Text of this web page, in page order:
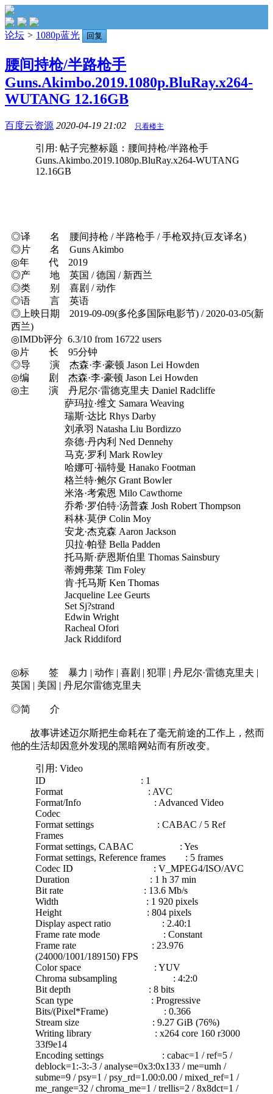
论坛 > 1080p蓝光 回复
腰间持枪/半路枪手
Guns.Akimbo.2019.1080p.BluRay.x264-
WUTANG 12.16GB
百度云资源 2020-04-19 21:02 只看楼主
引用: 帖子完整标题：腰间持枪/半路枪手
Guns.Akimbo.2019.1080p.BluRay.x264-WUTANG
12.16GB
◎译 名 腰间持枪 / 半路枪手 / 手枪双持(豆友译名)
◎片 名 Guns Akimbo
◎年 代 2019
◎产 地 英国 / 德国 / 新西兰
◎类 别 喜剧 / 动作
◎语 言 英语
◎上映日期 2019-09-09(多伦多国际电影节) / 2020-03-05(新
西兰)
◎IMDb评分 6.3/10 from 16722 users
◎片 长 95分钟
◎导 演 杰森·李·豪顿 Jason Lei Howden
◎编 剧 杰森·李·豪顿 Jason Lei Howden
◎主 演 丹尼尔·雷德克里夫 Daniel Radcliffe
萨玛拉·维文 Samara Weaving
瑞斯·达比 Rhys Darby
刘承羽 Natasha Liu Bordizzo
奈德·丹内利 Ned Dennehy
马克·罗利 Mark Rowley
哈娜可·福特曼 Hanako Footman
格兰特·鲍尔 Grant Bowler
米洛·考索恩 Milo Cawthorne
乔希·罗伯特·汤普森 Josh Robert Thompson
科林·莫伊 Colin Moy
安龙·杰克森 Aaron Jackson
贝拉·帕登 Bella Padden
托马斯·萨恩斯伯里 Thomas Sainsbury
蒂姆弗莱 Tim Foley
肯·托马斯 Ken Thomas
Jacqueline Lee Geurts
Set Sj?strand
Edwin Wright
Racheal Ofori
Jack Riddiford
◎标 签 暴力 | 动作 | 喜剧 | 犯罪 | 丹尼尔·雷德克里夫 |
英国 | 美国 | 丹尼尔雷德克里夫
◎简 介
故事讲述迈尔斯把生命耗在了毫无前途的工作上，然而
他的生活却因意外发现的黑暗网站而有所改变。
引用: Video
ID : 1
Format : AVC
Format/Info : Advanced Video
Codec
Format settings : CABAC / 5 Ref
Frames
Format settings, CABAC : Yes
Format settings, Reference frames : 5 frames
Codec ID : V_MPEG4/ISO/AVC
Duration : 1 h 37 min
Bit rate : 13.6 Mb/s
Width : 1 920 pixels
Height : 804 pixels
Display aspect ratio : 2.40:1
Frame rate mode : Constant
Frame rate : 23.976
(24000/1001/189150) FPS
Color space : YUV
Chroma subsampling : 4:2:0
Bit depth : 8 bits
Scan type : Progressive
Bits/(Pixel*Frame) : 0.366
Stream size : 9.27 GiB (76%)
Writing library : x264 core 160 r3000
33f9e14
Encoding settings : cabac=1 / ref=5 /
deblock=1:-3:-3 / analyse=0x3:0x133 / me=umh /
subme=9 / psy=1 / psy_rd=1.00:0.00 / mixed_ref=1 /
me_range=32 / chroma_me=1 / trellis=2 / 8x8dct=1 /